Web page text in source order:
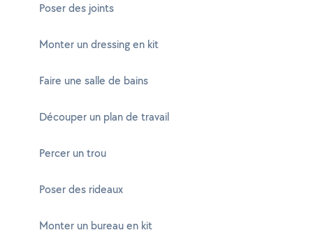
Poser des joints
Monter un dressing en kit
Faire une salle de bains
Découper un plan de travail
Percer un trou
Poser des rideaux
Monter un bureau en kit